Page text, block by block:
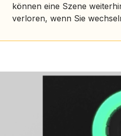
können eine Szene
verloren, wenn Sie